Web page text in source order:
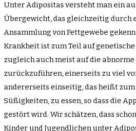
Unter Adipositas versteht man ein
Übergewicht, das gleichzeitig durch
Ansammlung von Fettgewebe
Krankheit ist zum Teil auf
zugleich auch meist auf die
zurückzuführen, einerseits zu viel
andererseits einseitig, das heißt
Süßigkeiten, zu essen, so dass die
gestört wird. Wir schätzen, dass
Kinder und Jugendlichen unter